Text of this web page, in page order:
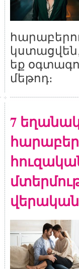
եք
մեթոդ։
7